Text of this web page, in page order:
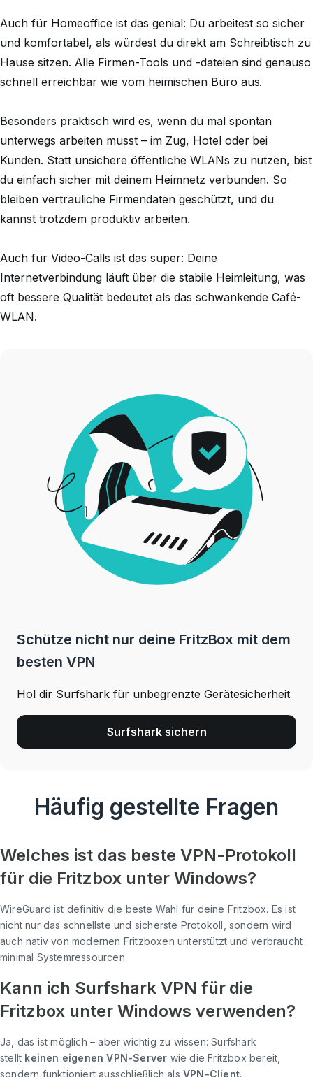
Auch für Homeoffice ist das genial: Du arbeitest so sicher
und komfortabel, als würdest du direkt am Schreibtisch zu
Hause sitzen. Alle Firmen-Tools und -dateien sind genauso
schnell erreichbar wie vom heimischen Büro aus.
Besonders praktisch wird es, wenn du mal spontan
unterwegs arbeiten musst – im Zug, Hotel oder bei
Kunden. Statt unsichere öffentliche WLANs zu nutzen, bist
du einfach sicher mit deinem Heimnetz verbunden. So
bleiben vertrauliche Firmendaten geschützt, und du
kannst trotzdem produktiv arbeiten.
Auch für Video-Calls ist das super: Deine
Internetverbindung läuft über die stabile Heimleitung, was
oft bessere Qualität bedeutet als das schwankende Café-
WLAN.
Schütze nicht nur deine FritzBox mit dem
besten VPN
Hol dir Surfshark für unbegrenzte Gerätesicherheit
Surfshark sichern
Häufig gestellte Fragen
Welches ist das beste VPN-Protokoll
für die Fritzbox unter Windows?
WireGuard ist definitiv die beste Wahl für deine Fritzbox. Es ist
nicht nur das schnellste und sicherste Protokoll, sondern wird
auch nativ von modernen Fritzboxen unterstützt und verbraucht
minimal Systemressourcen.
Kann ich Surfshark VPN für die
Fritzbox unter Windows verwenden?
Ja, das ist möglich – aber wichtig zu wissen: Surfshark
stellt keinen eigenen VPN-Server wie die Fritzbox bereit,
sondern funktioniert ausschließlich als VPN-Client.